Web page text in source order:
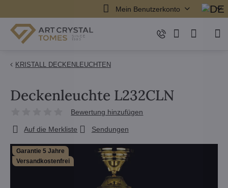
Mein Benutzerkonto
KRISTALL DECKENLEUCHTEN
Garantie 5 Jahre
Versandkostenfrei
Deckenleuchte L232CLN
Bewertung hinzufügen
Auf die Merkliste Sendungen